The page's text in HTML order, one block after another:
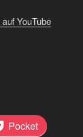
YouTube
Pocket